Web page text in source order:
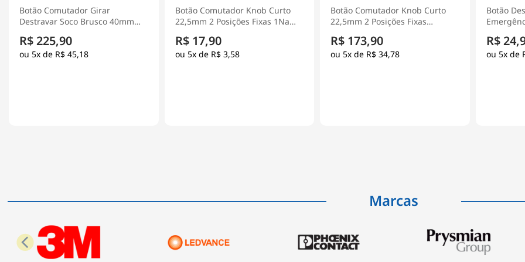
Botão Comutador Knob Curto
22,5mm 2 Posições Fixas 1Na
Electric
R$ 17,90
5x de R$ 3,58
Botão Comutador Knob Curto
22,5mm 2 Posições Fixas
Schneider Electric
R$ 173,90
5x de R$ 34,78
Botão Desligamento De
Emergência Plástico 22mm 1NF
Electric
R$ 24,90
5x de R$ 4,98
Chave
Liga/
-
R$
5x de
Marcas